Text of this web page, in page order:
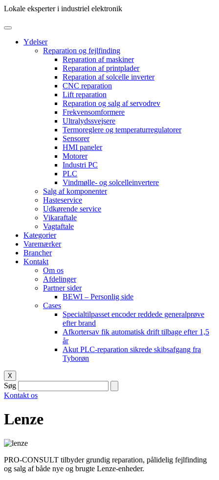
Lokale eksperter i industriel elektronik
Ydelser
Reparation og fejlfinding
Reparation af maskiner
Reparation af printplader
Reparation af solcelle inverter
CNC reparation
Lift reparation
Reparation og salg af servodrev
Frekvensomformere
Ultralydssvejsere
Termoreglere og temperaturregulatorer
Sensorer
HMI paneler
Motorer
Industri PC
PLC
Vindmølle- og solcelleinvertere
Salg af komponenter
Hasteservice
Udkørende service
Vikaraftale
Vagtaftale
Kategorier
Varemærker
Brancher
Kontakt
Om os
Afdelinger
Partner sider
BEWI – Personlig side
Cases
Specialtilpasset encoder reddede generalprøve
efter brand
Afkortersav fik automatisk drift tilbage efter 1,5
år
Akut PLC-reparation sikrede skibsafgang fra
Tyborøn
X
Søg
Kontakt os
Lenze
PRO-CONSULT tilbyder grundig reparation, pålidelig fejlfinding
og salg af både nye og brugte Lenze-enheder.